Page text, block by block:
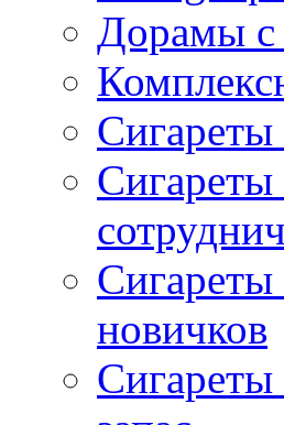
Дорамы
Сигареты
Сигареты
новичков